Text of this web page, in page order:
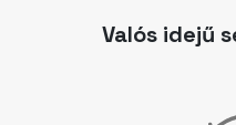
Valós idejű